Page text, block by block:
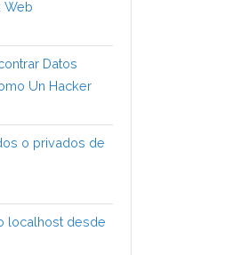
Web
Datos
Un Hacker
o privados de
localhost desde